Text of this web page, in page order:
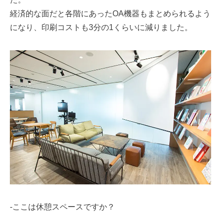
経済的な面だと各階にあったOA機器もまとめられるよう
になり、印刷コストも3分の1くらいに減りました。
-ここは休憩スペースですか？